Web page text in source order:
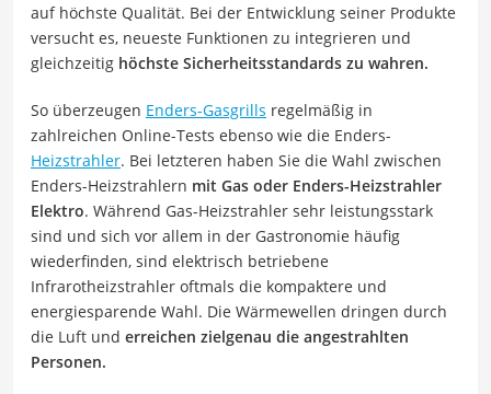
auf höchste Qualität. Bei der Entwicklung seiner Produkte
versucht es, neueste Funktionen zu integrieren und
gleichzeitig höchste Sicherheitsstandards zu wahren.
So überzeugen Enders-Gasgrills regelmäßig in
zahlreichen Online-Tests ebenso wie die Enders-
Heizstrahler. Bei letzteren haben Sie die Wahl zwischen
Enders-Heizstrahlern mit Gas oder Enders-Heizstrahler
Elektro. Während Gas-Heizstrahler sehr leistungsstark
sind und sich vor allem in der Gastronomie häufig
wiederfinden, sind elektrisch betriebene
Infrarotheizstrahler oftmals die kompaktere und
energiesparende Wahl. Die Wärmewellen dringen durch
die Luft und erreichen zielgenau die angestrahlten
Personen.